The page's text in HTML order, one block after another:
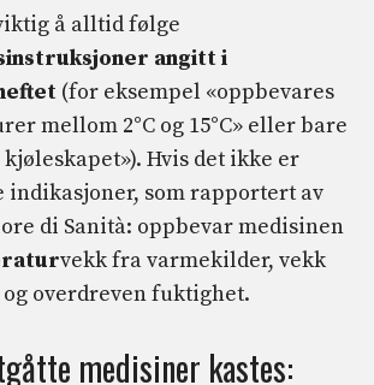
å alltid følge
angitt i
(for eksempel «oppbevares
mellom 2°C og 15°C» eller bare
Hvis det ikke er
indikasjoner, som rapportert av
di Sanità: oppbevar medisinen
vekk fra varmekilder, vekk
overdreven fuktighet.
medisiner kastes: